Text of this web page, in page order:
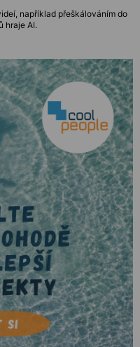
například přeškálováním do
hraje AI.